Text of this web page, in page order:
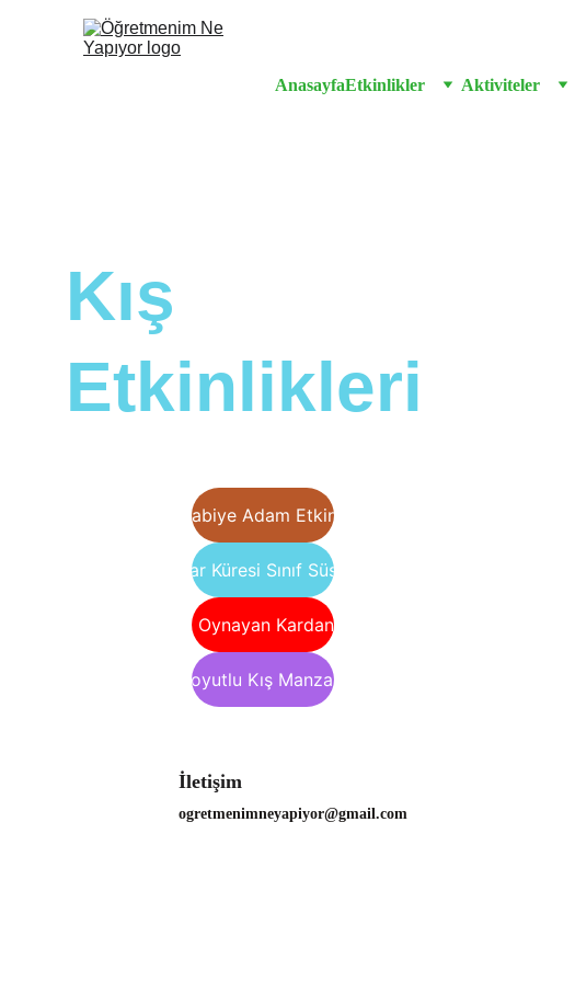
AnasayfaEtkinlikler Aktiviteler
Kış
Etkinlikleri
Kurabiye Adam Etkinliği
Kar Küresi Sınıf Süsü
Kar Topu Oynayan Kardan Adamlar
3 Boyutlu Kış Manzarası
İletişim
ogretmenimneyapiyor@gmail.com